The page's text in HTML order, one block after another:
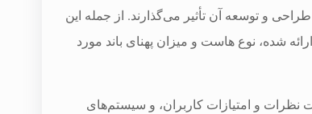
و توسعه آن تأثیر می‌گذارند. از جمله این
شده، نوع هاست و میزان پهنای باند مورد
نظرات و امتیازات کاربران، و سیستم‌های